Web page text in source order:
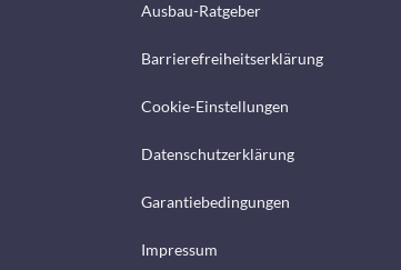
Ausbau-Ratgeber
Barrierefreiheitserklärung
Cookie-Einstellungen
Datenschutzerklärung
Garantiebedingungen
Impressum